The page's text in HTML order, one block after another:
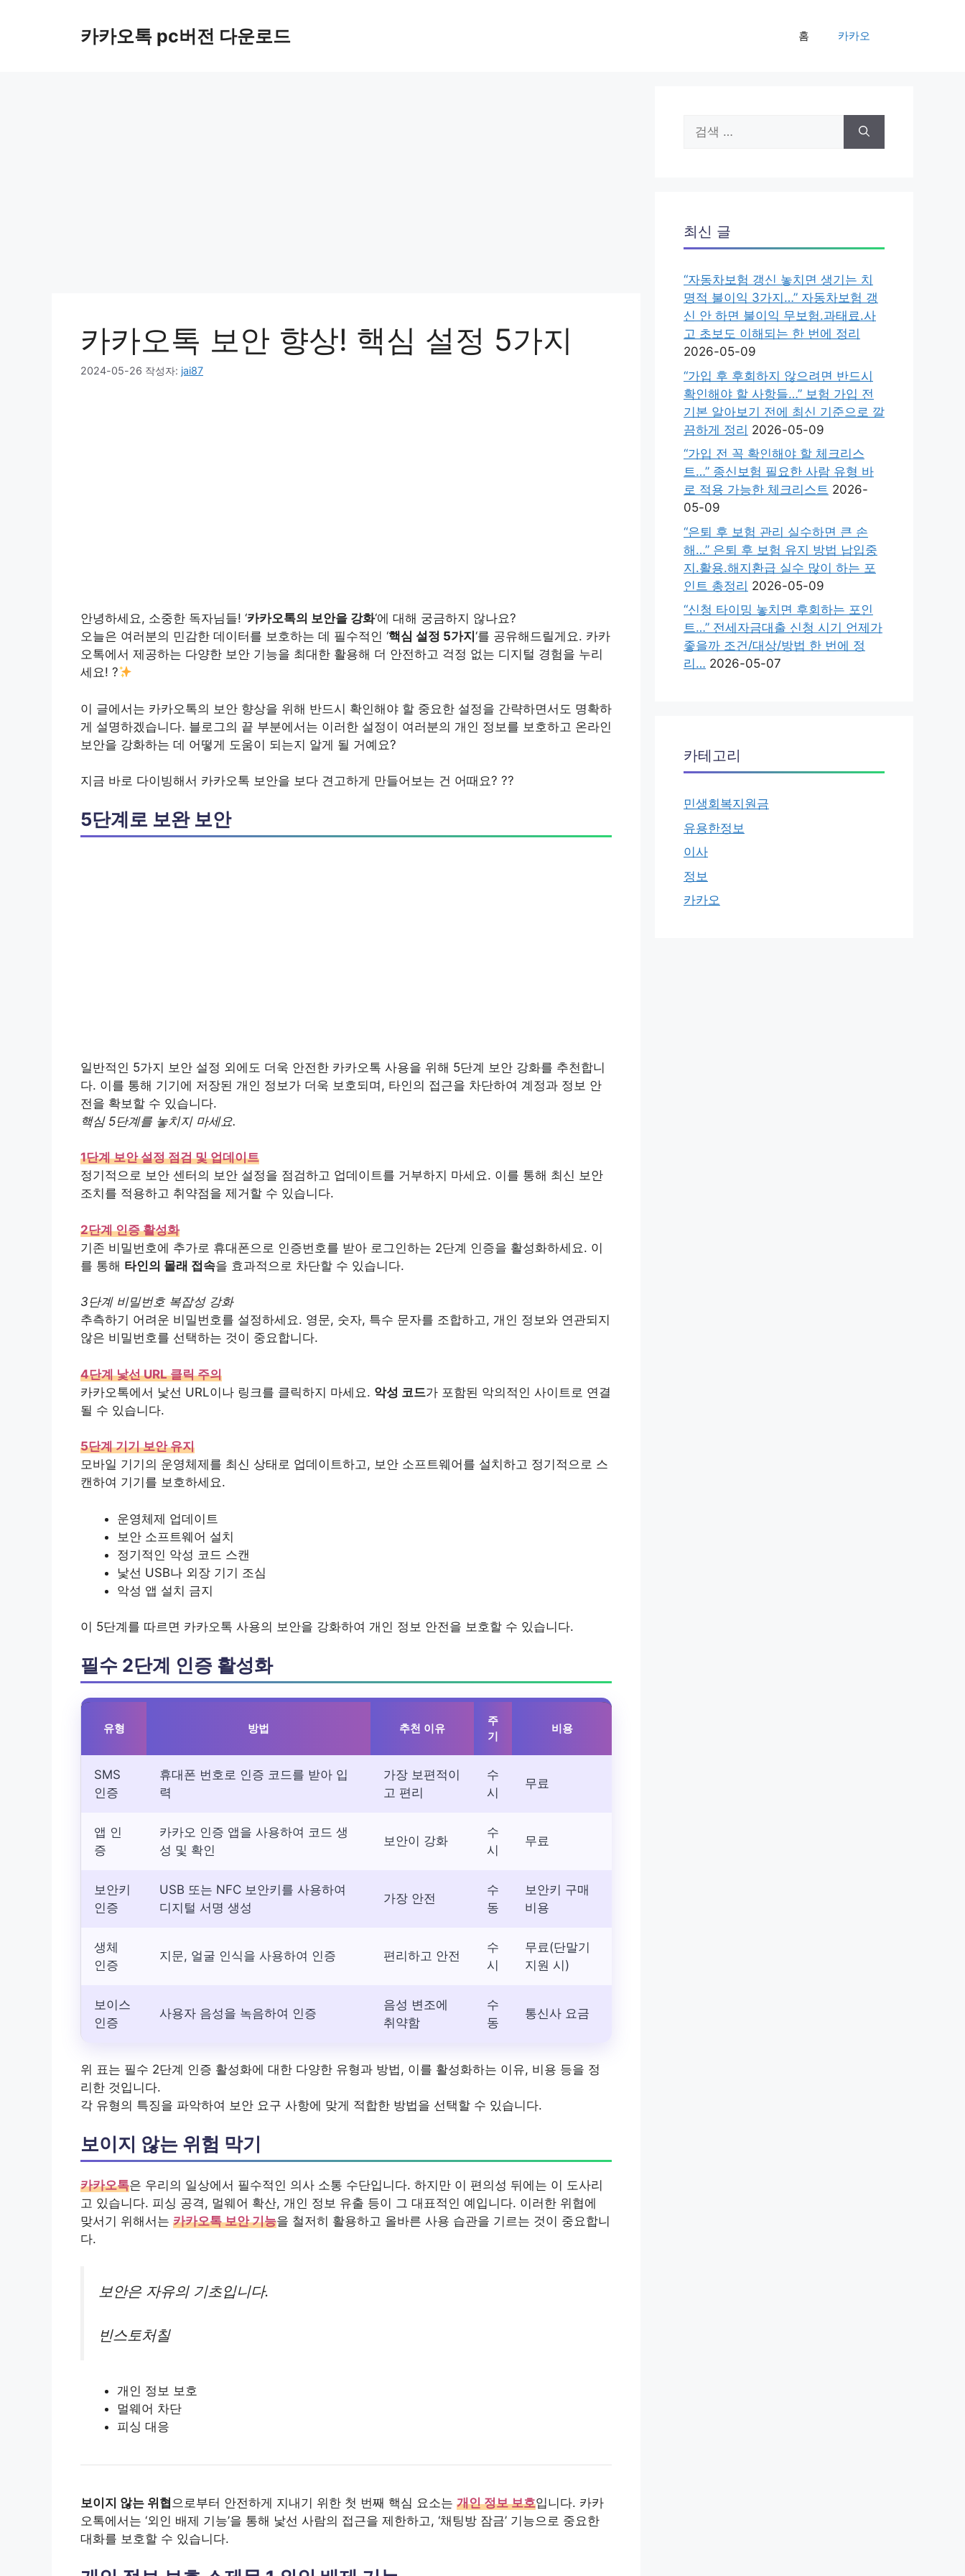
카카오톡 pc버전 다운로드 홈 카카오
카카오톡 보안 향상! 핵심 설정 5가지
2024-05-26 작성자: jai87
안녕하세요, 소중한 독자님들! ‘카카오톡의 보안을 강화‘에 대해 궁금하지 않나요?
오늘은 여러분의 민감한 데이터를 보호하는 데 필수적인 ‘핵심 설정 5가지 ‘를 공유해드릴게요. 카카
오톡에서 제공하는 다양한 보안 기능을 최대한 활용해 더 안전하고 걱정 없는 디지털 경험을 누리
세요! ?
이 글에서는 카카오톡의 보안 향상을 위해 반드시 확인해야 할 중요한 설정을 간략하면서도 명확하
게 설명하겠습니다. 블로그의 끝 부분에서는 이러한 설정이 여러분의 개인 정보를 보호하고 온라인
보안을 강화하는 데 어떻게 도움이 되는지 알게 될 거예요?
지금 바로 다이빙해서 카카오톡 보안을 보다 견고하게 만들어보는 건 어때요? ??
5단계로 보완 보안
일반적인 5가지 보안 설정 외에도 더욱 안전한 카카오톡 사용을 위해 5단계 보안 강화를 추천합니
다. 이를 통해 기기에 저장된 개인 정보가 더욱 보호되며, 타인의 접근을 차단하여 계정과 정보 안
전을 확보할 수 있습니다.
핵심 5단계를 놓치지 마세요.
1단계 보안 설정 점검 및 업데이트
정기적으로 보안 센터의 보안 설정을 점검하고 업데이트를 거부하지 마세요. 이를 통해 최신 보안
조치를 적용하고 취약점을 제거할 수 있습니다.
2단계 인증 활성화
기존 비밀번호에 추가로 휴대폰으로 인증번호를 받아 로그인하는 2단계 인증을 활성화하세요. 이
를 통해 타인의 몰래 접속을 효과적으로 차단할 수 있습니다.
3단계 비밀번호 복잡성 강화
추측하기 어려운 비밀번호를 설정하세요. 영문, 숫자, 특수 문자를 조합하고, 개인 정보와 연관되지
않은 비밀번호를 선택하는 것이 중요합니다.
4단계 낯선 URL 클릭 주의
카카오톡에서 낯선 URL이나 링크를 클릭하지 마세요. 악성 코드가 포함된 악의적인 사이트로 연결
될 수 있습니다.
5단계 기기 보안 유지
모바일 기기의 운영체제를 최신 상태로 업데이트하고, 보안 소프트웨어를 설치하고 정기적으로 스
캔하여 기기를 보호하세요.
운영체제 업데이트
보안 소프트웨어 설치
정기적인 악성 코드 스캔
낯선 USB나 외장 기기 조심
악성 앱 설치 금지
이 5단계를 따르면 카카오톡 사용의 보안을 강화하여 개인 정보 안전을 보호할 수 있습니다.
필수 2단계 인증 활성화
유형 방법 추천 이유
주
기
비용
SMS
인증
휴대폰 번호로 인증 코드를 받아 입
력
가장 보편적이
고 편리
수
시
무료
앱 인
증
카카오 인증 앱을 사용하여 코드 생
성 및 확인
보안이 강화
수
시
무료
보안키
인증
USB 또는 NFC 보안키를 사용하여
디지털 서명 생성
가장 안전
수
동
보안키 구매
비용
생체
인증
지문, 얼굴 인식을 사용하여 인증 편리하고 안전
수
시
무료(단말기
지원 시)
보이스
인증
사용자 음성을 녹음하여 인증
음성 변조에
취약함
수
동
통신사 요금
위 표는 필수 2단계 인증 활성화에 대한 다양한 유형과 방법, 이를 활성화하는 이유, 비용 등을 정
리한 것입니다.
각 유형의 특징을 파악하여 보안 요구 사항에 맞게 적합한 방법을 선택할 수 있습니다.
보이지 않는 위험 막기
카카오톡은 우리의 일상에서 필수적인 의사 소통 수단입니다. 하지만 이 편의성 뒤에는 이 도사리
고 있습니다. 피싱 공격, 멀웨어 확산, 개인 정보 유출 등이 그 대표적인 예입니다. 이러한 위협에
맞서기 위해서는 카카오톡 보안 기능을 철저히 활용하고 올바른 사용 습관을 기르는 것이 중요합니
다.
보안은 자유의 기초입니다.
빈스토처칠
개인 정보 보호
멀웨어 차단
피싱 대응
보이지 않는 위협 으로부터 안전하게 지내기 위한 첫 번째 핵심 요소는 개인 정보 보호입니다. 카카
오톡에서는 ‘외인 배제 기능’을 통해 낯선 사람의 접근을 제한하고, ‘채팅방 잠금’ 기능으로 중요한
대화를 보호할 수 있습니다.
색:
최신 글
“자동차보험 갱신 놓치면 생기는 치
명적 불이익 3가지…” 자동차보험 갱
신 안 하면 불이익 무보험.과태료.사
고 초보도 이해되는 한 번에 정리
2026-05-09
“가입 후 후회하지 않으려면 반드시
확인해야 할 사항들…” 보험 가입 전
기본 알아보기 전에 최신 기준으로 깔
끔하게 정리 2026-05-09
“가입 전 꼭 확인해야 할 체크리스
트…” 종신보험 필요한 사람 유형 바
로 적용 가능한 체크리스트 2026-
05-09
“은퇴 후 보험 관리 실수하면 큰 손
해…” 은퇴 후 보험 유지 방법 납입중
지.활용.해지환급 실수 많이 하는 포
인트 총정리 2026-05-09
“신청 타이밍 놓치면 후회하는 포인
트…” 전세자금대출 신청 시기 언제가
좋을까 조건/대상/방법 한 번에 정
리… 2026-05-07
카테고리
민생회복지원금
유용한정보
이사
정보
카카오